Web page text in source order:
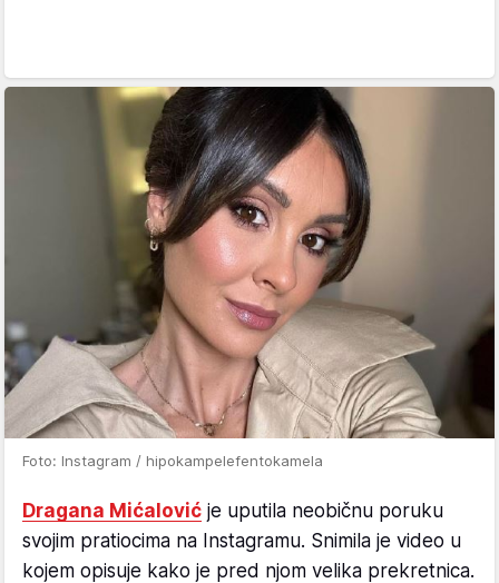
Foto: Instagram / hipokampelefentokamela
Dragana Mićalović je uputila neobičnu poruku
svojim pratiocima na Instagramu. Snimila je video u
kojem opisuje kako je pred njom velika prekretnica.